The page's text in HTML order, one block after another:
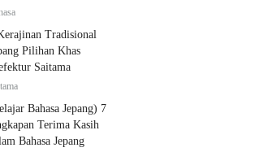
Tradisional
Pilihan Khas
Saitama
Bahasa Jepang) 7
Terima Kasih
Bahasa Jepang